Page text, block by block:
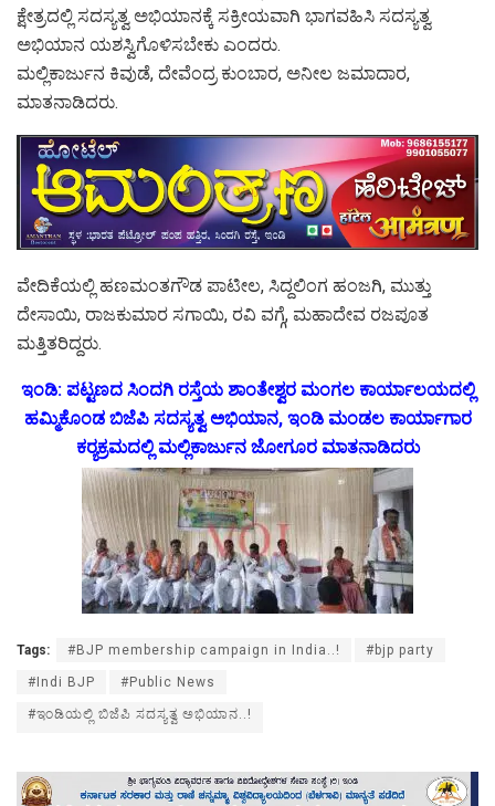
ಕ್ಷೇತ್ರದಲ್ಲಿ ಸದಸ್ಯತ್ವ ಅಭಿಯಾನಕ್ಕೆ ಸಕ್ರೀಯವಾಗಿ ಭಾಗವಹಿಸಿ ಸದಸ್ಯತ್ವ
ಅಭಿಯಾನ ಯಶಸ್ವಿಗೊಳಿಸಬೇಕು ಎಂದರು.
ಮಲ್ಲಿಕಾರ್ಜುನ ಕಿವುಡೆ, ದೇವೆಂದ್ರ ಕುಂಬಾರ, ಅನೀಲ ಜಮಾದಾರ,
ಮಾತನಾಡಿದರು.
ವೇದಿಕೆಯಲ್ಲಿ ಹಣಮಂತಗೌಡ ಪಾಟೀಲ, ಸಿದ್ದಲಿಂಗ ಹಂಜಗಿ, ಮುತ್ತು
ದೇಸಾಯಿ, ರಾಜಕುಮಾರ ಸಗಾಯಿ, ರವಿ ವಗ್ಗೆ, ಮಹಾದೇವ ರಜಪೂತ
ಮತ್ತಿತರಿದ್ದರು.
ಇಂಡಿ: ಪಟ್ಟಣದ ಸಿಂದಗಿ ರಸ್ತೆಯ ಶಾಂತೇಶ್ವರ ಮಂಗಲ ಕಾರ್ಯಾಲಯದಲ್ಲಿ
ಹಮ್ಮಿಕೊಂಡ ಬಿಜೆಪಿ ಸದಸ್ಯತ್ವ ಅಭಿಯಾನ, ಇಂಡಿ ಮಂಡಲ ಕಾರ್ಯಾಗಾರ
ಕರ‍್ಯಕ್ರಮದಲ್ಲಿ ಮಲ್ಲಿಕಾರ್ಜುನ ಜೋಗೂರ ಮಾತನಾಡಿದರು
Tags: #BJP membership campaign in India..! #bjp party
#Indi BJP #Public News
#ಇಂಡಿಯಲ್ಲಿ ಬಿಜೆಪಿ ಸದಸ್ಯತ್ವ ಅಭಿಯಾನ..!